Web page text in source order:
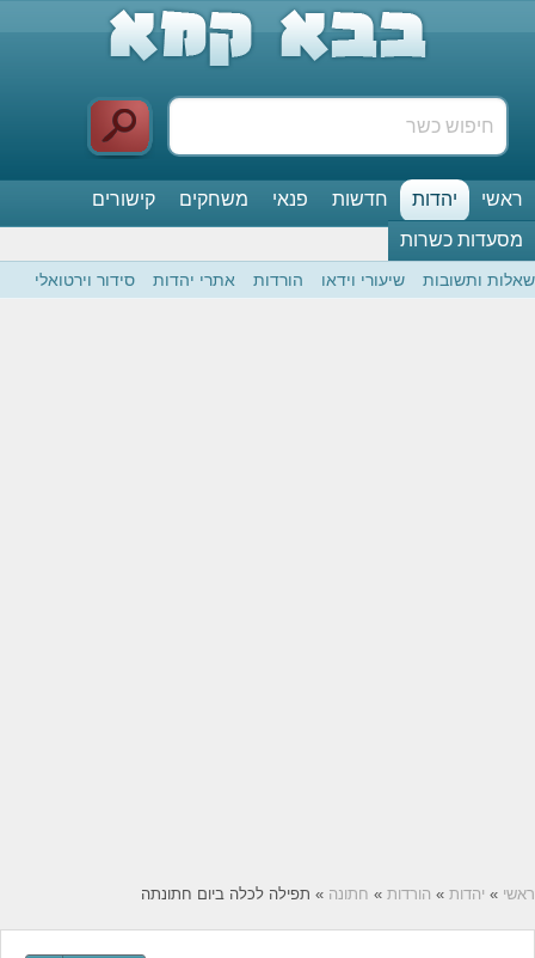
ראשי יהדות חדשות פנאי משחקים
קישורים
מסעדות כשרות
שאלות ותשובות שיעורי וידאו הורדות אתרי יהדות סידור וירטואלי
ראשי » יהדות » הורדות » חתונה » תפילה לכלה ביום חתונתה